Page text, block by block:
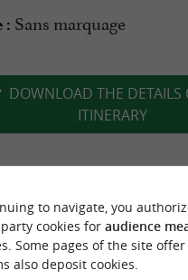
: Sans marquage
DOWNLOAD THE DETAILS
ITINERARY
Last update :17/
:Sirtaqui| Office de
to navigate, you
cookies for audience
Some pages of the site offer
also deposit cookies.